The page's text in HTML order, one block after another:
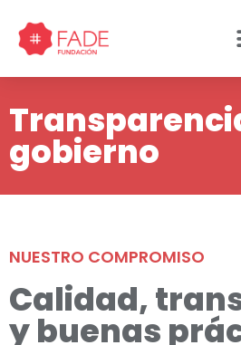
gobierno
NUESTRO COMPROMISO
Calidad,
y buenas